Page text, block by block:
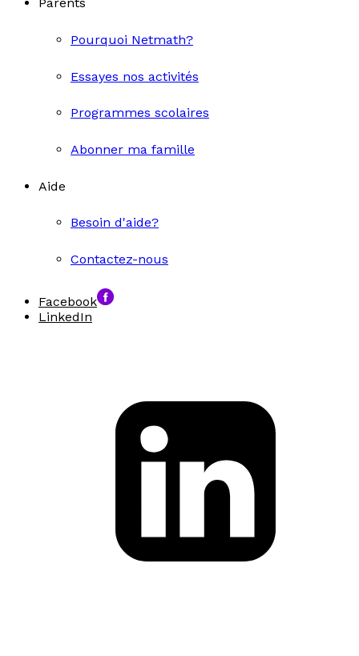
Pourquoi Netmath?
Essayes nos activités
Programmes scolaires
Abonner ma famille
Aide
Besoin d'aide?
Contactez-nous
Facebook
LinkedIn